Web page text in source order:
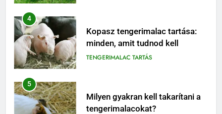
5
Milyen gyakran kell takarítani a
tengerimalacokat?
ELHELYEZÉSÜK
6
Milyen jelekből ismerheted fel,
ha a tengerimalacod boldog –